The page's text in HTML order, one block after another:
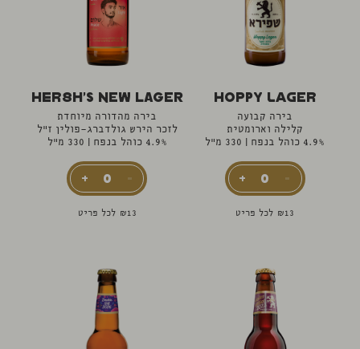
Hoppy Lager
בירה קבועה
קלילה וארומטית
4.9% כוהל בנפח
330 מ"ל
₪ 13 לכל פריט
Hersh's New Lager
בירה מהדורה מיוחדת
לזכר הירש גולדברג-פולין ז"ל
4.9% כוהל בנפח
330 מ"ל
₪ 13 לכל פריט